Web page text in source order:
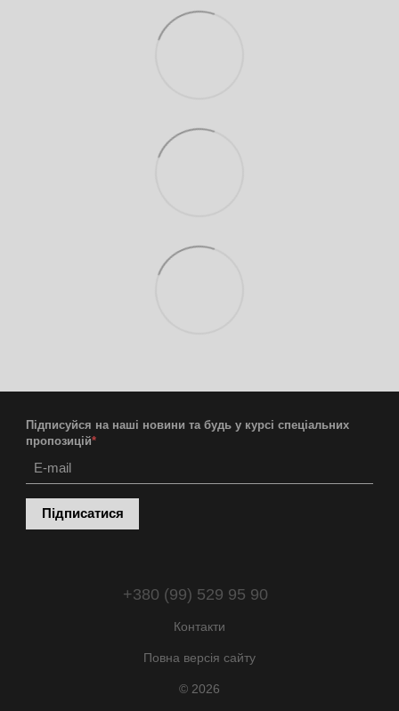
Підписуйся на наші новини та будь у курсі спеціальних
пропозицій*
Підписатися
+380 (99) 529 95 90
Контакти
Повна версія сайту
© 2026